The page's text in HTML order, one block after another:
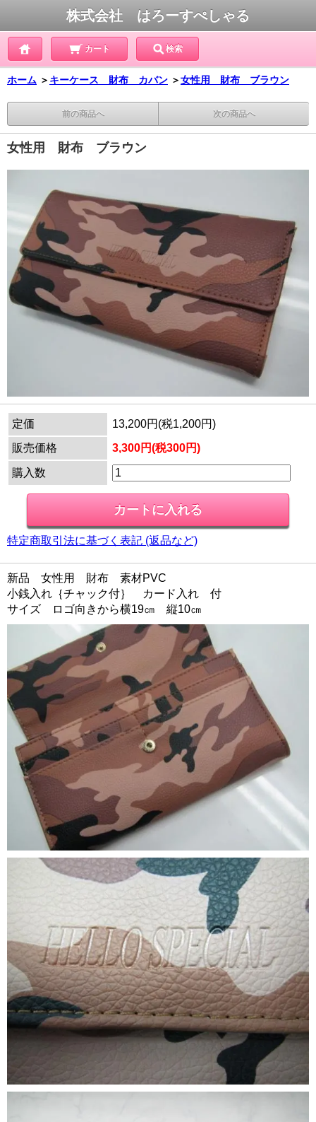
株式会社 はろーすぺしゃる
カート 検索
ホーム ＞ キーケース 財布 カバン ＞女性用 財布 ブラウン
前の商品へ 次の商品へ
女性用 財布 ブラウン
定価
13,200円(税1,200円)
販売価格
3,300円(税300円)
購入数
特定商取引法に基づく表記 (返品など)
新品 女性用 財布 素材PVC
小銭入れ｛チャック付｝ カード入れ 付
サイズ ロゴ向きから横19㎝ 縦10㎝